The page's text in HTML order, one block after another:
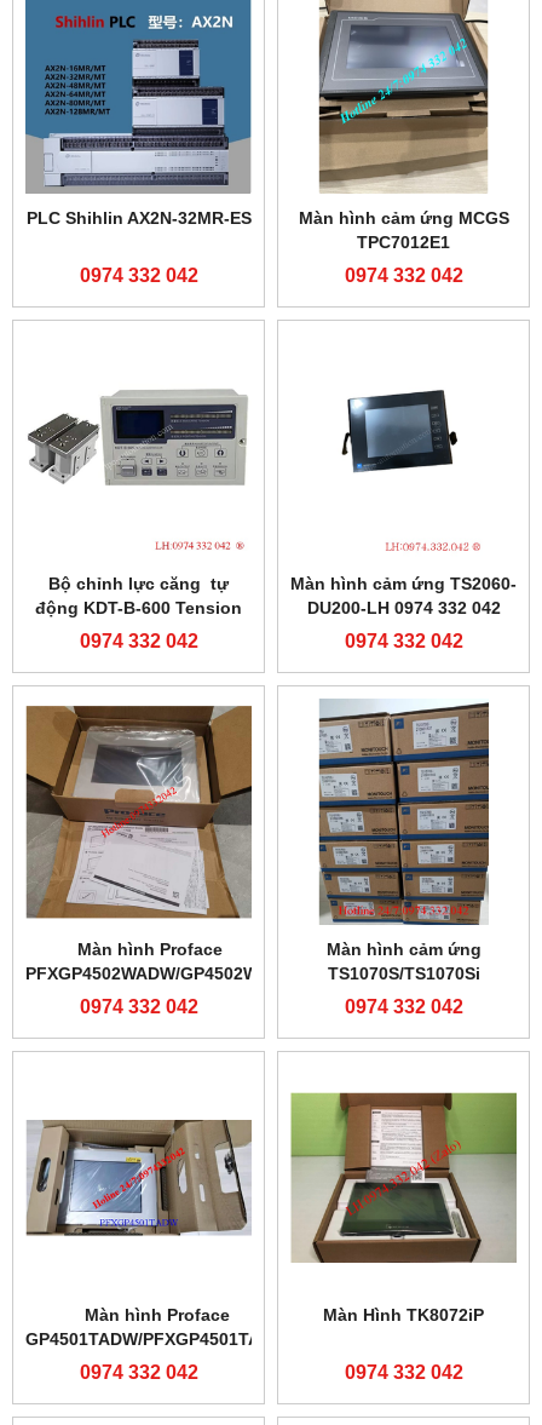
PLC Shihlin AX2N-32MR-ES
0974 332 042
Màn hình cảm ứng MCGS
TPC7012E1
0974 332 042
Bộ chỉnh lực căng tự
động KDT-B-600 Tension
controller-0974332042
0974 332 042
Màn hình cảm ứng TS2060-
DU200-LH 0974 332 042
0974 332 042
Màn hình Proface
PFXGP4502WADW/GP4502WW
0974 332 042
Màn hình cảm ứng
TS1070S/TS1070Si
0974 332 042
Màn hình Proface
GP4501TADW/PFXGP4501TADW
0974 332 042
Màn Hình TK8072iP
0974 332 042